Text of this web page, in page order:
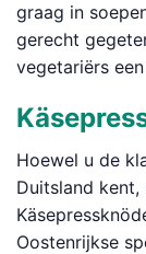
graag in
gerecht
vegetariërs
Hoewel u de
Duitsland kent,
Oostenrijkse